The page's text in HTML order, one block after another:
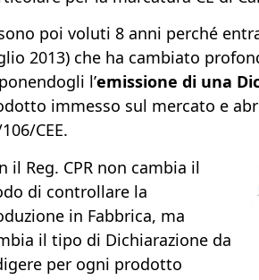
poi voluti 8 anni perché
2013) che ha cambiato
l’emissione di una
immesso sul mercato e
CEE.
il Reg. CPR non cambia il
di controllare la
in Fabbrica, ma
il tipo di Dichiarazione da
per ogni prodotto